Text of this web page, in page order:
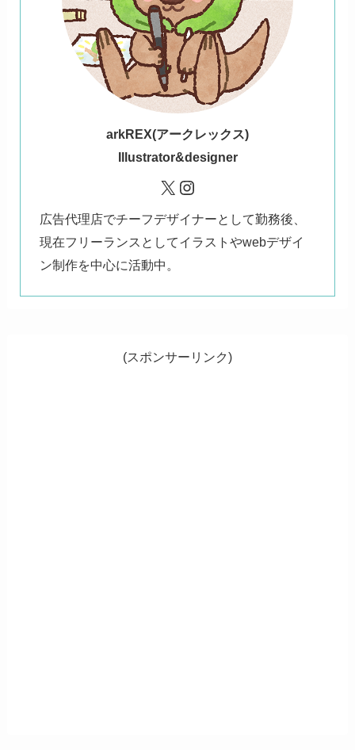
arkREX(アークレックス)
Illustrator&designer
X Instagram
広告代理店でチーフデザイナーとして勤務後、
現在フリーランスとしてイラストやwebデザイ
ン制作を中心に活動中。
(スポンサーリンク)